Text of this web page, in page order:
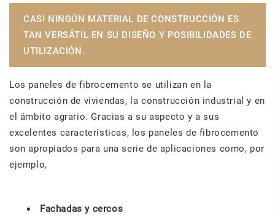
CASI NINGÚN MATERIAL DE CONSTRUCCIÓN ES
TAN VERSÁTIL EN SU DISEÑO Y POSIBILIDADES DE
UTILIZACIÓN.
Los paneles de fibrocemento se utilizan en la
construcción de viviendas, la construcción industrial y en
el ámbito agrario. Gracias a su aspecto y a sus
excelentes características, los paneles de fibrocemento
son apropiados para una serie de aplicaciones como, por
ejemplo,
Fachadas y cercos